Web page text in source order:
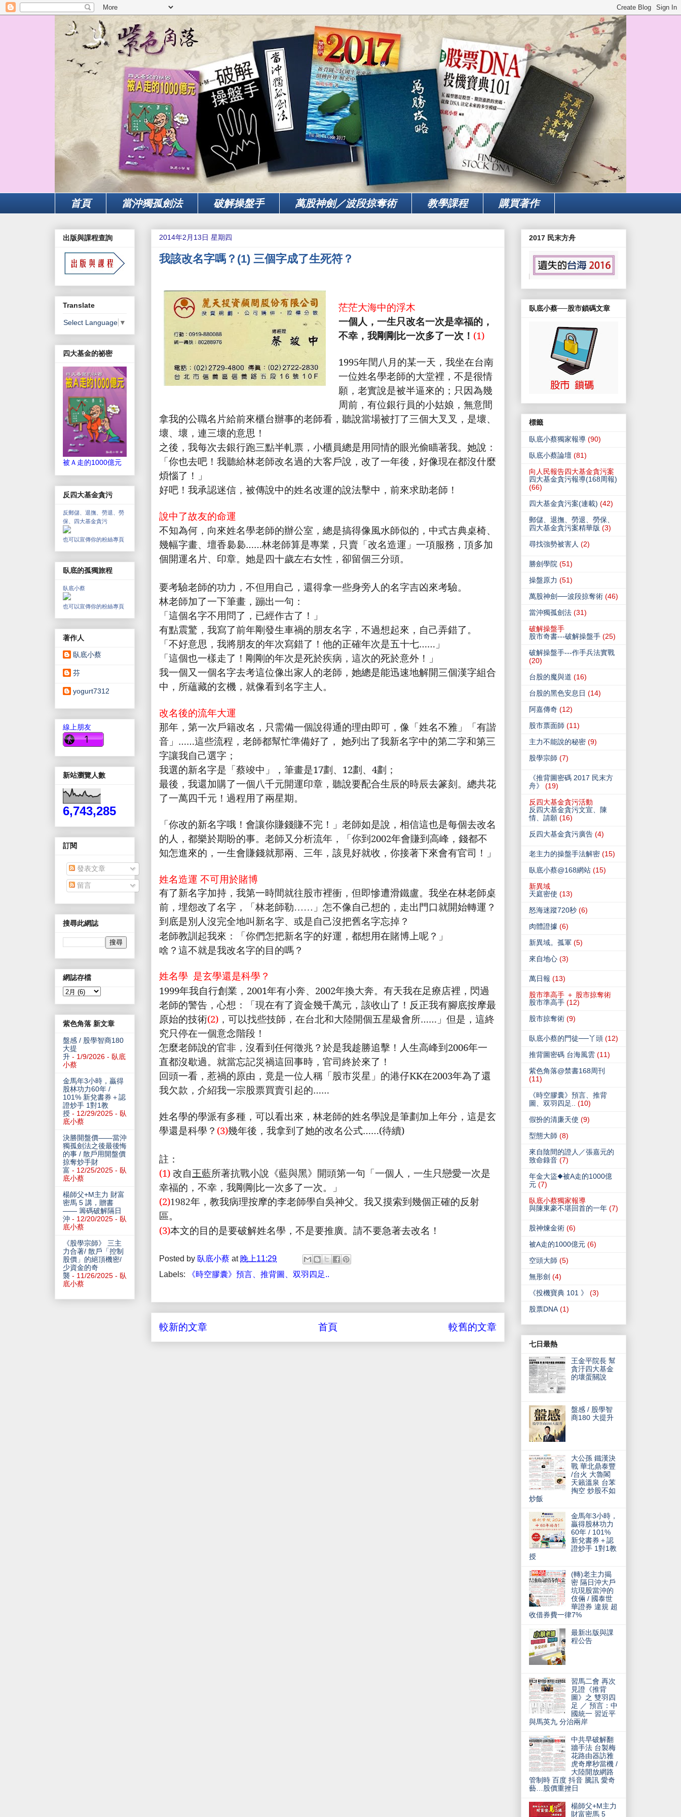
首頁 當沖獨孤劍法 破解操盤手 萬股神劍／波段掠奪術 教學課程 購買著作
2014年2月13日 星期四
我該改名字嗎？(1) 三個字成了生死符？
茫茫大海中的浮木
一個人，一生只改名一次是幸福的，
不幸，我剛剛比一次多了一次！ (1)
1995年閏八月的某一天，我坐在台南
一位姓名學老師的大堂裡，不是很情
願，老實說是被半逼來的；只因為幾
周前，有位銀行員的小姑娘，無意間
拿我的公職名片給前來櫃台辦事的老師看，聽說當場被打了三個大叉叉，是壞、
壞、壞，連三壞的意思！
之後，我每次去銀行跑三點半軋票，小櫃員總是用同情的眼光偷瞄著我。她說：
「你也去吧！我聽給林老師改名過的大客戶說，改了一年後，好像現在都沒什麼
煩惱了！」
好吧！我承認迷信，被傳說中的姓名改運的說法擊中，前來求助老師！
說中了故友的命運
不知為何，向來姓名學老師的辦公室，總是搞得像風水師似的，中式古典桌椅、
幾幅字畫、壇香裊裊……林老師算是專業，只賣「改名造運」一項服務，頂多加
個開運名片、印章。她是四十歲左右女性，卻留個三分頭。
要考驗老師的功力，不但用自己，還得拿一些身旁人的名字吉凶來考驗。
林老師加了一下筆畫，蹦出一句：
「這個名字不用問了，已經作古了！」
有點震驚，我寫了前年剛發生車禍的朋友名字，不過想起來，自己弄錯了。
「不好意思，我將朋友的年次寫錯了！他的正確年次是五十七……」
「這個也一樣走了！剛剛的年次是死於疾病，這次的死於意外！」
我一個又一個名字去考這位像出家人的老師，她總是能迅速地解開三個漢字組合
中，所蘊藏的玄機，就像看到名字主人。
改名後的流年大運
那年，第一次戶籍改名，只需備一個說得通的理由即可，像「姓名不雅」「有諧
音」……這些流程，老師都幫忙準備好了， 她列出了我新名字中的第二字和第三
字讓我自己選字；
我選的新名字是「蔡竣中」，筆畫是17劃、 12劃、 4劃；
最後，我還加購了一個八千元開運印章，聽說要配合生辰的時辰去篆刻。總共花
了一萬四千元！過程用了兩星期。
「你改的新名字哦！會讓你賺錢賺不完！」老師如是說，相信這也是每個去改名
的人，都樂於期盼的事。老師又分析流年，「你到2002年會賺到高峰，錢都不
知怎進來的，一生會賺錢就那兩、三年，該見好就收，你接著下來會有官司！」
姓名造運 不可用於賭博
有了新名字加持，我第一時間就往股市裡衝，但即慘遭滑鐵盧。我坐在林老師桌
前，埋怨改了名字，「林老師勒……」 怎不像自己想的，走出門口就開始轉運？
到底是別人沒完全地叫新名字、或是自己沒把舊名字忘掉？
老師教訓起我來：「你們怎把新名字的好運，都想用在賭博上呢？」
啥？這不就是我改名字的目的嗎？
姓名學 是玄學還是科學？
1999年我自行創業， 2001年有小奔、 2002年換大奔。有天我在足療店裡，閃過
老師的警告，心想：「現在有了資金幾千萬元，該收山了！反正我有腳底按摩最
原始的技術(2) ，可以找些技師，在台北和大陸開個五星級會所……」但是，這終
究只停在一個意念階段！
怎麼老師說的官非，沒看到任何徵兆？於是我趁勝追擊！人生高峰到2006年一
直都沒歇過。就當忘記災禍這回事時，官司終於來了！
回頭一看，惹禍的原由，竟是一位人稱「股市災星」的港仔KK在2003年為了還
我欠款，介紹我一宗股票買賣引起的……
姓名學的學派有多種，可以看出來，林老師的姓名學說是筆劃加上年分，這是玄
學還是科學？ (3)幾年後，我拿到了她的改名公式……(待續)
註：
(1) 改自王藍所著抗戰小說《藍與黑》開頭第一句「一個人，一生只戀愛一次是
幸福的，不幸，我剛剛比一次多了一次。」
(2)1982年，教我病理按摩的李老師學自吳神父。我又摸索到幾個正確的反射
區。
(3)本文的目的是要破解姓名學，不是要推廣。請不要急著去改名！
Posted by 臥底小蔡 at 晚上11:29
Labels:
《時空膠囊》預言、推背圖、双羽四足..
較新的文章 較舊的文章
首頁
出版與課程查詢
Translate
Select Language ▼
四大基金的祕密
被Ａ走的1000億元
反四大基金貪污
反郵儲、退撫、勞退、勞
保、四大基金貪污
也可以宣傳你的粉絲專頁
臥底的孤獨旅程
臥底小蔡
也可以宣傳你的粉絲專頁
著作人
臥底小蔡
芬
yogurt7312
線上朋友
新站瀏覽人數
6,743,285
訂閱
發表文章
留言
搜尋此網誌
網誌存檔
紫色角落 新文章
盤感 / 股學智商180
大提
升 - 1/9/2026 - 臥底
小蔡
金馬年3小時，贏得
股林功力60年 /
101% 新兌書券＋認
證炒手 1對1教
授 - 12/29/2025 - 臥
底小蔡
決勝開盤價——當沖
獨孤劍法之後最後悔
的事 / 散戶用開盤價
掠奪炒手財
富 - 12/25/2025 - 臥
底小蔡
楊師父+M主力 財富
密馬 5 講，贈書
—— 籌碼破解隔日
沖 - 12/20/2025 - 臥
底小蔡
《股學宗師》 三主
力合著/ 散戶「控制
股價」的絕頂機密/
少資金的奇
襲 - 11/26/2025 - 臥
底小蔡
2017 民末方舟
臥底小蔡──股市鎖碼文章
標籤
臥底小蔡獨家報導 (90)
臥底小蔡論壇 (81)
向人民報告四大基金貪污案
四大基金貪污報導(168周報)
(66)
四大基金貪污案(連載) (42)
郵儲、退撫、勞退、勞保、
四大基金貪污案精華版 (3)
尋找強勢被害人 (2)
勝劍學院 (51)
操盤原力 (51)
萬股神劍──波段掠奪術 (46)
當沖獨孤劍法 (31)
破解操盤手
股市奇書---破解操盤手 (25)
破解操盤手---作手兵法實戰
(20)
台股的魔與道 (16)
台股的黑色安息日 (14)
阿嘉傳奇 (12)
股市票面師 (11)
主力不能說的秘密 (9)
股學宗師 (7)
《推背圖密碼 2017 民末方
舟》
(19)
反四大基金貪污活動
反四大基金貪污文宣、陳
情、請願 (16)
反四大基金貪污廣告 (4)
老主力的操盤手法解密 (15)
臥底小蔡@168網站 (15)
新異域
天庭密使 (13)
怒海迷蹤720秒 (6)
肉體證據 (6)
新異域。孤軍 (5)
來自地心 (3)
萬日報 (13)
股市準高手 ＋ 股市掠奪術
股市準高手 (12)
股市掠奪術 (9)
臥底小蔡的門徒──丫頭 (12)
推背圖密碼 台海風雲 (11)
紫色角落@禁書168周刊
(11)
《時空膠囊》預言、推背
圖、双羽四足..
(10)
假扮的清廉天使 (9)
型態大師 (8)
來自陰間的證人／張嘉元的
致命錄音 (7)
年金大盜◆被A走的1000億
元 (7)
臥底小蔡獨家報導
與陳東豪不堪回首的一年 (7)
股神煉金術 (6)
被A走的1000億元 (6)
空頭大師 (5)
無形劍 (4)
《投機寶典 101 》
(3)
股票DNA (1)
七日最熱
王金平院長 幫
貪汙四大基金
的壞蛋關說
盤感 / 股學智
商180 大提升
大公孫 鐵漢決
戰 華北鼎泰豐
/台火 大魯閣
天籟溫泉 台苯
掏空 炒股不如
炒飯
金馬年3小時，
贏得股林功力
60年 / 101%
新兌書券＋認
證炒手 1對1教
授
(轉)老主力揭
密 隔日沖大戶
坑現股當沖的
伎倆 / 國泰世
華證券 違規 超
收借券費一律7%
最新出版與課
程公告
習馬二會 再次
見證《推背
圖》之 雙羽四
足 ／ 預言：中
國統一 習近平
與馬英九 分治兩岸
中共早破解翻
牆手法 台製梅
花路由器訪雅
虎奇摩秒當機 /
大陸開放網路
管制時 百度 抖音 騰訊 愛奇
藝…股價重挫日
楊師父+M主力
財富密馬 5